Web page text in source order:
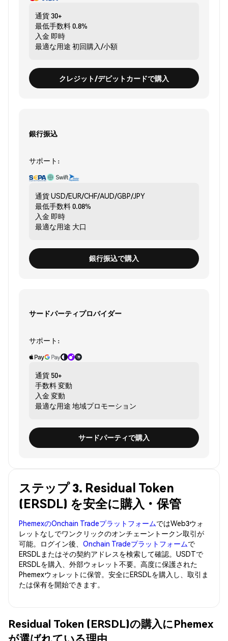
通貨30+
最低手数料0.8%
入金 即時
最適な用途 初回購入/小額
クレジット/デビットカードで購入
銀行振込
サポート:
通貨USD/EUR/CHF/AUD/GBP/JPY
最低手数料0.08%
入金 即時
最適な用途 大口
銀行振込で購入
サードパーティプロバイダー
サポート:
通貨 50+
手数料変動
入金 変動
最適な用途 地域プロモーション
サードパーティで購入
ステップ 3. Residual Token
(ERSDL) を安全に購入・保管
PhemexのOnchain TradeプラットフォームではWeb3ウォ
レットなしでワンクリックのオンチェーントークン取引が
可能。ログイン後、 Onchain Tradeプラットフォームで
ERSDLまたはその契約アドレスを検索して確認。USDTで
ERSDLを購入、外部ウォレット不要。高度に保護された
Phemexウォレットに保管。安全にERSDLを購入し、取引ま
たは保有を開始できます。
Residual Token (ERSDL)の購入にPhemex